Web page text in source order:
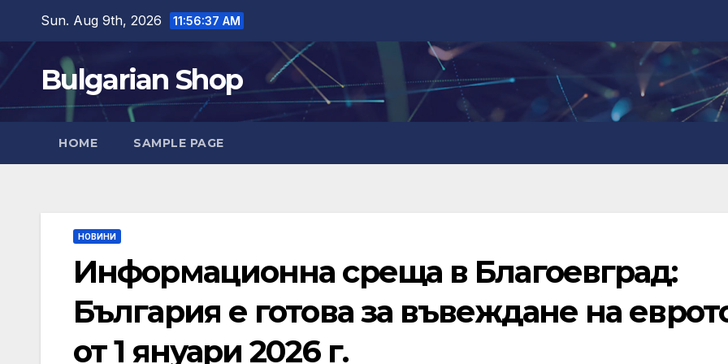
content
Sun. Aug 9th, 2026 11:56:38 AM
Bulgarian Shop
HOME SAMPLE PAGE
НОВИНИ
Информационна среща в Благоевград:
България е готова за въвеждане на
от 1 януари 2026 г.